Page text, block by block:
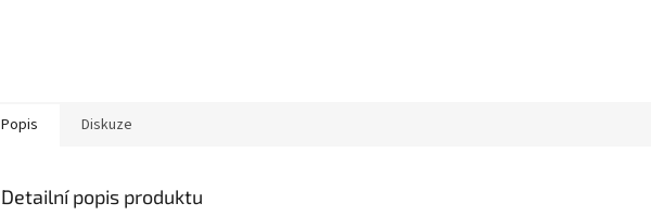
Popis Diskuze
Detailní popis produktu